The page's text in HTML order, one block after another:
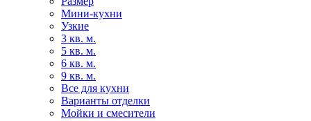
Мини-кухни
Узкие
3 кв. м.
5 кв. м.
6 кв. м.
9 кв. м.
Все для кухни
Варианты отделки
Мойки и смесители